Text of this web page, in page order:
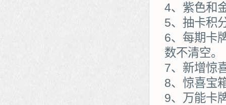
4、紫色和
5、抽卡积
6、每期卡
数不清空。
7、新增惊
8、惊喜宝
9、万能卡